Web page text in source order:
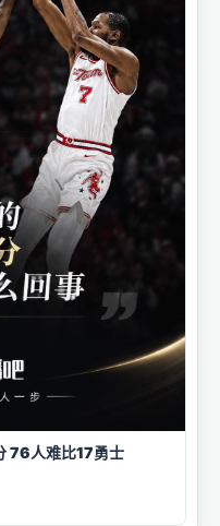
76人难比17勇士